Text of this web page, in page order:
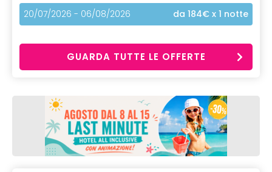
20/07/2026 - 06/08/2026
da 184€ x 1 notte
GUARDA TUTTE LE OFFERTE